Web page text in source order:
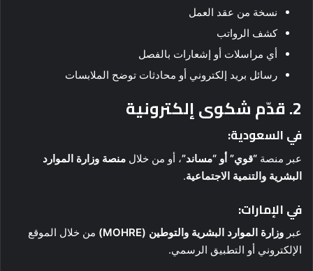
نسخة من عقد العمل
كشف الرواتب
أي مراسلات أو إشعارات بالفصل
رسائل بريد إلكتروني أو محادثات توضح الملابسات
2. قدّم شكوى إلكترونية
في السعودية:
عبر منصة “قوي” أو “مساند”، أو من خلال منصة وزارة الموارد
البشرية والتنمية الاجتماعية.
في الإمارات:
عبر وزارة الموارد البشرية والتوطين (MOHRE)
من خلال الموقع
الإلكتروني أو التطبيق الرسمي.